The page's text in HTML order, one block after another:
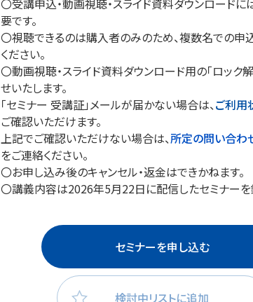
〇受講申込・動画視聴・スライド資料ダウンロードに
要です。
〇視聴できるのは購入者のみのため、複数名での
ください。
〇動画視聴・スライド資料ダウンロード用の「ロック
せいたします。
「セミナー 受講証」メールが届かない場合は、ご利用
ご確認いただけます。
上記でご確認いただけない場合は、所定の問い合わ
をご連絡ください。
〇お申し込み後のキャンセル・返金はできかねます。
〇講義内容は2026年5月22日に配信したセミナーを
セミナーを申し込む
検討中リストに追加